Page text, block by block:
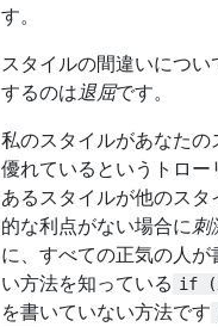
す。
スタイルの間違いにつ
するのは退屈です。
私のスタイルがあなたの
優れているというトロー
あるスタイルが他のス
的な利点がない場合に刺
に、すべての正気の人が
い方法を知っている if
を書いていない方法です